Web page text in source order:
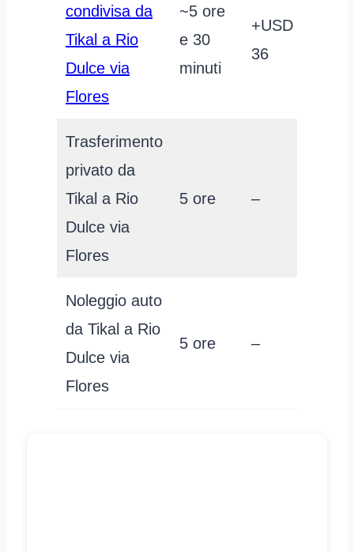
condivisa da
Tikal a Rio
Dulce via
Flores
~5 ore
e 30
minuti
+USD
36
Trasferimento
privato da
Tikal a Rio
Dulce via
Flores
5 ore –
Noleggio auto
da Tikal a Rio
Dulce via
Flores
5 ore –